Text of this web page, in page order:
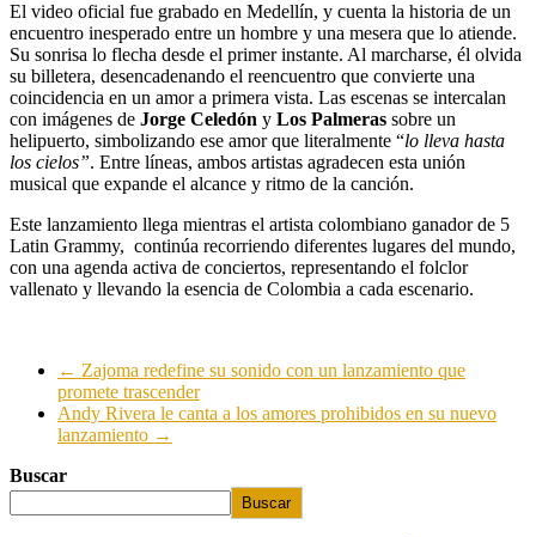
El video oficial fue grabado en Medellín, y cuenta la historia de un
encuentro inesperado entre un hombre y una mesera que lo atiende.
Su sonrisa lo flecha desde el primer instante. Al marcharse, él olvida
su billetera, desencadenando el reencuentro que convierte una
coincidencia en un amor a primera vista. Las escenas se intercalan
con imágenes de Jorge Celedón y Los Palmeras sobre un
helipuerto, simbolizando ese amor que literalmente “lo lleva hasta
los cielos”. Entre líneas, ambos artistas agradecen esta unión
musical que expande el alcance y ritmo de la canción.
Este lanzamiento llega mientras el artista colombiano ganador de 5
Latin Grammy, continúa recorriendo diferentes lugares del mundo,
con una agenda activa de conciertos, representando el folclor
vallenato y llevando la esencia de Colombia a cada escenario.
← Zajoma redefine su sonido con un lanzamiento que
promete trascender
Andy Rivera le canta a los amores prohibidos en su nuevo
lanzamiento →
Buscar
Buscar